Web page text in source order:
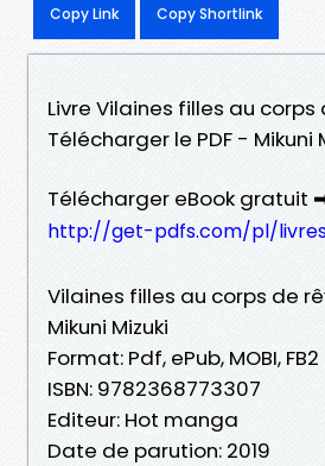
Copy Link Copy Shortlink
Livre Vilaines filles au corps
Télécharger le PDF - Mikuni
Télécharger eBook gratuit
http://get-pdfs.com/pl/
Vilaines filles au corps de
Mikuni Mizuki
Format: Pdf, ePub, MOBI, FB2
ISBN: 9782368773307
Editeur: Hot manga
Date de parution: 2019